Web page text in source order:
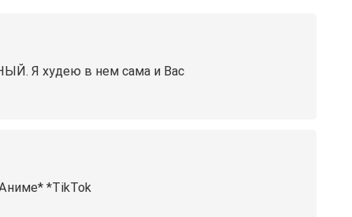
Я худею в нем сама и Вас
*TikTok️